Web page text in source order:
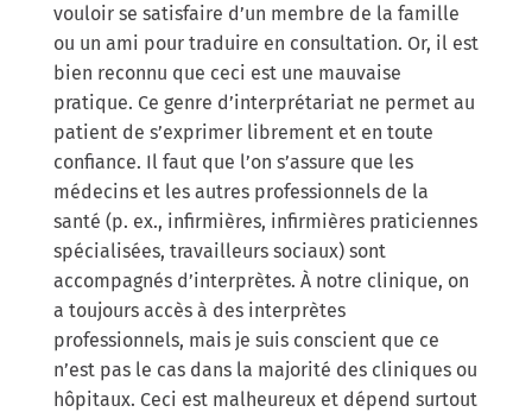
vouloir se satisfaire d’un membre de la famille
ou un ami pour traduire en consultation. Or, il est
bien reconnu que ceci est une mauvaise
pratique. Ce genre d’interprétariat ne permet au
patient de s’exprimer librement et en toute
confiance. Il faut que l’on s’assure que les
médecins et les autres professionnels de la
santé (p. ex., infirmières, infirmières praticiennes
spécialisées, travailleurs sociaux) sont
accompagnés d’interprètes. À notre clinique, on
a toujours accès à des interprètes
professionnels, mais je suis conscient que ce
n’est pas le cas dans la majorité des cliniques ou
hôpitaux. Ceci est malheureux et dépend surtout